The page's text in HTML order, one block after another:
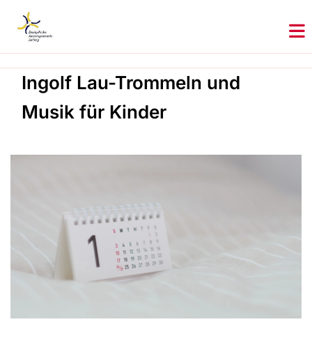
Ingolf Lau-Trommeln und
Musik für Kinder